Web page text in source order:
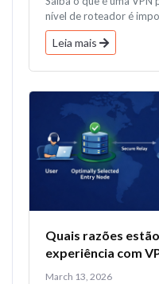
nível de roteador é
Leia mais
Quais razões
experiência com
e tecnologia de
March 13, 2026